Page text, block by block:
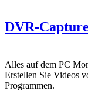
DVR-
Alles auf dem PC
Erstellen Sie Videos
Programmen.